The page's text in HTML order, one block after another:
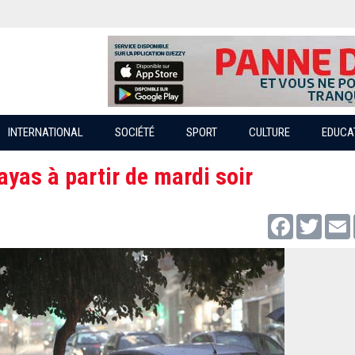
INTERNATIONAL SOCIÉTÉ SPORT CULTURE
à partir de mardi soir
FacebookTwitter